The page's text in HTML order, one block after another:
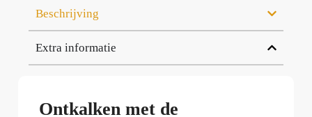
Beschrijving
Extra informatie
Ontkalken met de